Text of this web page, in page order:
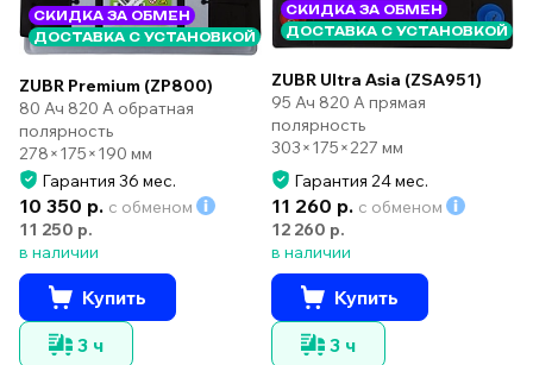
СКИДКА ЗА ОБМЕН
ДОСТАВКА С УСТАНОВКОЙ
ZUBR Premium (ZP800)
80 Ач 820 А обратная
полярность
278×175×190 мм
Гарантия 36 мес.
10 350 р. с обменом
11 250 р.
в наличии
Купить
3 ч
СКИДКА ЗА ОБМЕН
ДОСТАВКА С УСТАНОВКОЙ
ZUBR Ultra Asia (ZSA951)
95 Ач 820 А прямая
полярность
303×175×227 мм
Гарантия 24 мес.
11 260 р. с обменом
12 260 р.
в наличии
Купить
3 ч